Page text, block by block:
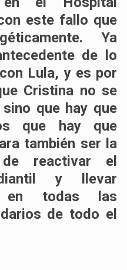
este fallo que
Ya
de lo
Lula, y es por
Cristina no se
que hay que
que hay que
también ser la
reactivar el
y llevar
en todas las
de todo el